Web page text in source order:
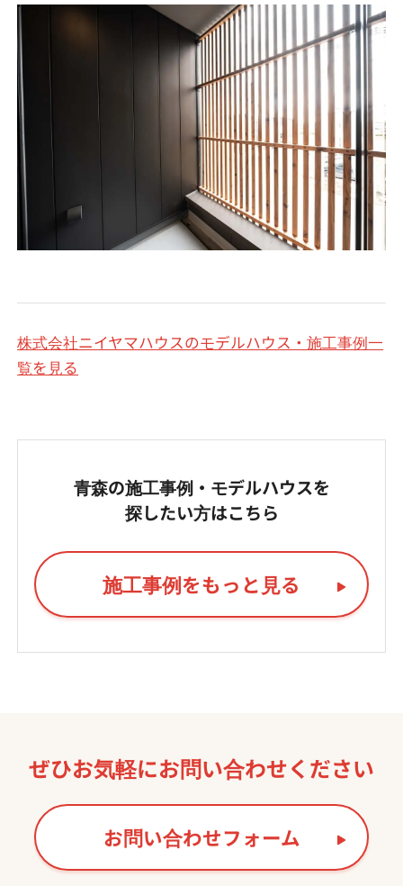
株式会社ニイヤマハウスのモデルハウス・施工事例一
覧を見る
青森の施工事例・モデルハウスを
探したい方はこちら
施工事例をもっと見る
ぜひお気軽にお問い合わせください
お問い合わせフォーム